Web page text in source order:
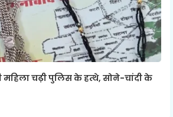
महिला चढ़ी पुलिस के हत्थे, सोने-चांदी के